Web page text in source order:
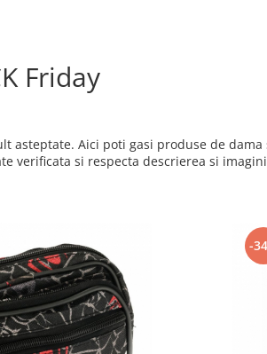
Friday
asteptate. Aici poti gasi produse de
verificata si respecta descrierea si
-